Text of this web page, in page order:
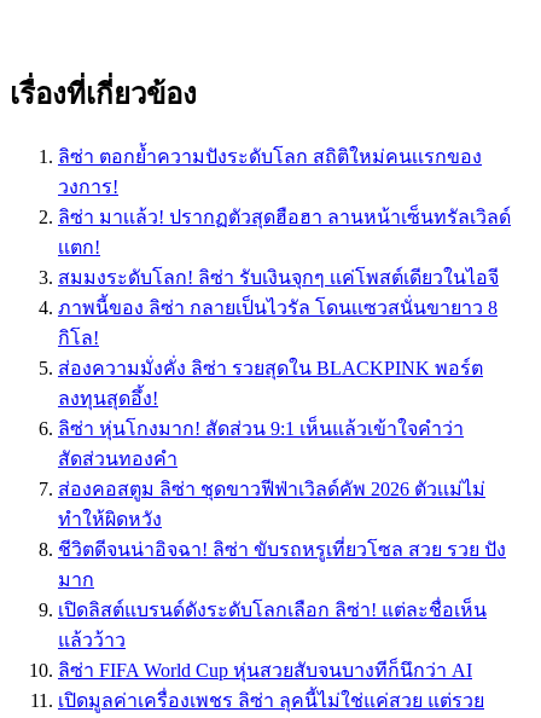
เรื่องที่เกี่ยวข้อง
ลิซ่า ตอกย้ำความปังระดับโลก สถิติใหม่คนเเรกของ
วงการ!
ลิซ่า มาเเล้ว! ปรากฏตัวสุดฮือฮา ลานหน้าเซ็นทรัลเวิลด์
เเตก!
สมมงระดับโลก! ลิซ่า รับเงินจุกๆ เเค่โพสต์เดียวในไอจี
ภาพนี้ของ ลิซ่า กลายเป็นไวรัล โดนเเซวสนั่นขายาว 8
กิโล!
ส่องความมั่งคั่ง ลิซ่า รวยสุดใน BLACKPINK พอร์ต
ลงทุนสุดอึ้ง!
ลิซ่า หุ่นโกงมาก! สัดส่วน 9:1 เห็นแล้วเข้าใจคำว่า
สัดส่วนทองคำ
ส่องคอสตูม ลิซ่า ชุดขาวฟีฟ่าเวิลด์คัพ 2026 ตัวเเม่ไม่
ทำให้ผิดหวัง
ชีวิตดีจนน่าอิจฉา! ลิซ่า ขับรถหรูเที่ยวโซล สวย รวย ปัง
มาก
เปิดลิสต์แบรนด์ดังระดับโลกเลือก ลิซ่า! แต่ละชื่อเห็น
แล้วว้าว
ลิซ่า FIFA World Cup หุ่นสวยสับจนบางทีก็นึกว่า AI
เปิดมูลค่าเครื่องเพชร ลิซ่า ลุคนี้ไม่ใช่แค่สวย แต่รวย